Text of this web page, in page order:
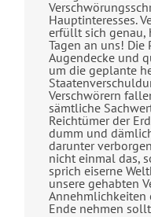
Hauptinteresses.
erfüllt sich genau,
Tagen an uns!
Augendecke und
um die geplante
Verschwörern
sämtliche
Reichtümer der
dumm und
darunter
nicht einmal das,
sprich eiserne
unsere gehabten
Annehmlichkeiten
Ende nehmen